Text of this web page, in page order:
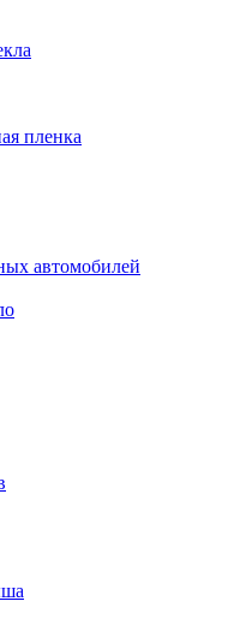
пленка
автомобилей